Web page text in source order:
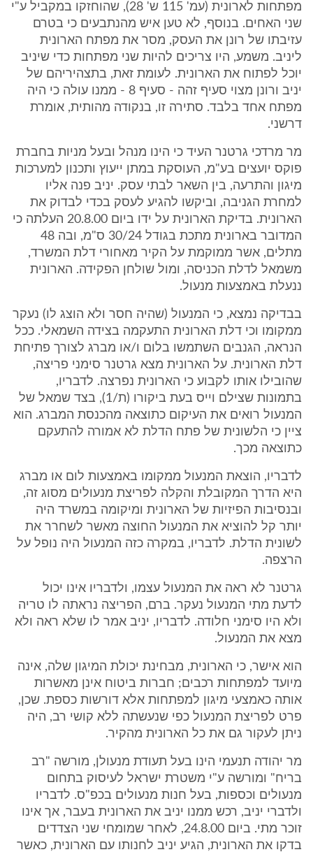
מפתחות לארונית (עמ' 115 ש' 28), שהוחזקו במקביל ע"י
שני האחים. בנוסף, לא טען איש מהנתבעים כי בטרם
עזיבתו של רונן את העסק, מסר את מפתח הארונית
ליניב. משמע, היו צריכים להיות שני מפתחות כדי שיניב
יוכל לפתוח את הארונית. לעומת זאת, בתצהיריהם של
יניב ורונן מצוי סעיף זהה - סעיף 8 - ממנו עולה כי היה
מפתח אחד בלבד. סתירה זו, בנקודה מהותית, אומרת
דרשני.
מר מרדכי גרטנר העיד כי הינו מנהל ובעל מניות בחברת
פוקס יועצים בע"מ, העוסקת במתן ייעוץ ותכנון למערכות
מיגון והתרעה, בין השאר לבתי עסק. יניב פנה אליו
למחרת הגניבה, וביקשו להגיע לעסק בכדי לבדוק את
הארונית. בדיקת הארונית על ידו ביום 20.8.00 העלתה כי
המדובר בארונית מתכת בגודל 30/24 ס"מ, ובה 48
מתלים, אשר ממוקמת על הקיר מאחורי דלת המשרד,
משמאל לדלת הכניסה, ומול שולחן הפקידה. הארונית
ננעלת באמצעות מנעול.
בבדיקה נמצא, כי המנעול (שהיה חסר ולא הוצג לו) נעקר
ממקומו וכי דלת הארונית התעקמה בצידה השמאלי. ככל
הנראה, הגנבים השתמשו בלום ו/או מברג לצורך פתיחת
דלת הארונית. על הארונית מצא גרטנר סימני פריצה,
שהובילו אותו לקבוע כי הארונית נפרצה. לדבריו,
בתמונות שצילם וייס בעת ביקורו (ת/1), בצד שמאל של
המנעול רואים את העיקום כתוצאה מהכנסת המברג. הוא
ציין כי הלשונית של פתח הדלת לא אמורה להתעקם
כתוצאה מכך.
לדבריו, הוצאת המנעול ממקומו באמצעות לום או מברג
היא הדרך המקובלת והקלה לפריצת מנעולים מסוג זה,
ובנסיבות הפיזיות של הארונית ומיקומה במשרד היה
יותר קל להוציא את המנעול החוצה מאשר לשחרר את
לשונית הדלת. לדבריו, במקרה כזה המנעול היה נופל על
הרצפה.
גרטנר לא ראה את המנעול עצמו, ולדבריו אינו יכול
לדעת מתי המנעול נעקר. ברם, הפריצה נראתה לו טריה
ולא היו סימני חלודה. לדבריו, יניב אמר לו שלא ראה ולא
מצא את המנעול.
הוא אישר, כי הארונית, מבחינת יכולת המיגון שלה, אינה
מיועד למפתחות רכבים; חברות ביטוח אינן מאשרות
אותה כאמצעי מיגון למפתחות אלא דורשות כספת. שכן,
פרט לפריצת המנעול כפי שנעשתה ללא קושי רב, היה
ניתן לעקור גם את כל הארונית מהקיר.
מר יהודה תנעמי הינו בעל תעודת מנעולן, מורשה "רב
בריח" ומורשה ע"י משטרת ישראל לעיסוק בתחום
מנעולים וכספות, בעל חנות מנעולים בכפ"ס. לדבריו
ולדברי יניב, רכש ממנו יניב את הארונית בעבר, אך אינו
זוכר מתי. ביום 24.8.00, לאחר שמומחי שני הצדדים
בדקו את הארונית, הגיע יניב לחנותו עם הארונית, כאשר